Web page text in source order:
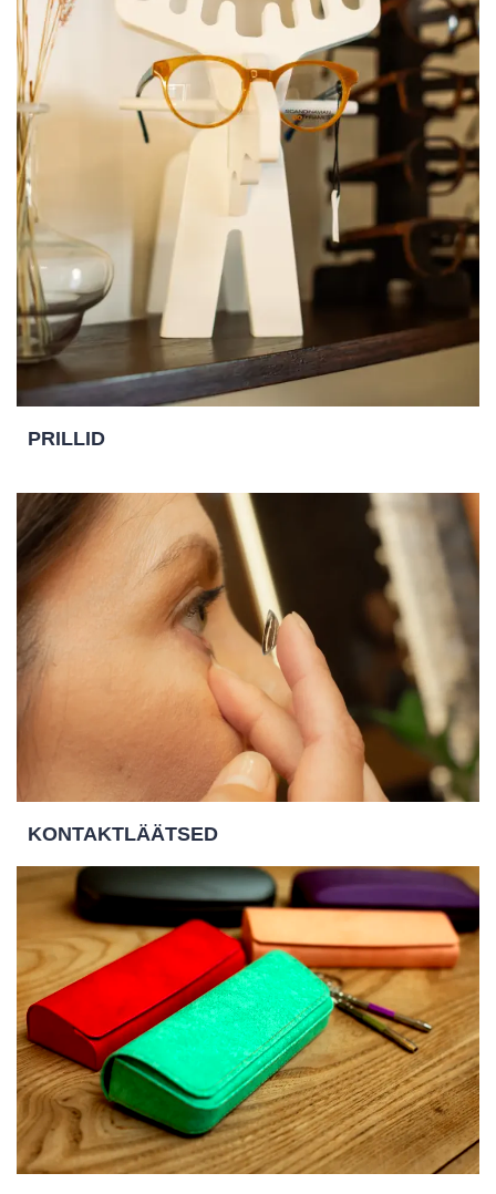
PRILLID
KONTAKTLÄÄTSED